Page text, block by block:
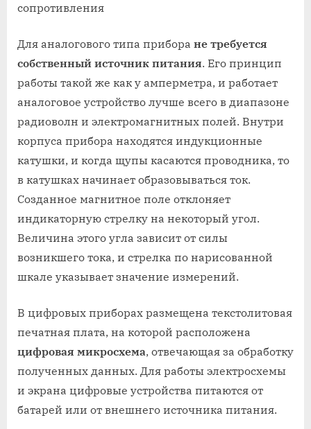
Для аналогового типа прибора не требуется
собственный источник питания. Его принцип
работы такой же как у амперметра, и работает
аналоговое устройство лучше всего в диапазоне
радиоволн и электромагнитных полей. Внутри
корпуса прибора находятся индукционные
катушки, и когда щупы касаются проводника, то
в катушках начинает образовываться ток.
Созданное магнитное поле отклоняет
индикаторную стрелку на некоторый угол.
Величина этого угла зависит от силы
возникшего тока, и стрелка по нарисованной
шкале указывает значение измерений.
В цифровых приборах размещена текстолитовая
печатная плата, на которой расположена
цифровая микросхема, отвечающая за обработку
полученных данных. Для работы электросхемы
и экрана цифровые устройства питаются от
батарей или от внешнего источника питания.